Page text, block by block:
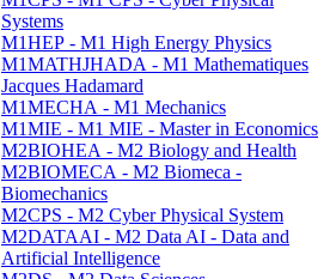
Systems
M1HEP - M1 High Energy Physics
M1MATHJHADA - M1 Mathematiques
Jacques Hadamard
M1MECHA - M1 Mechanics
M1MIE - M1 MIE - Master in Economics
M2BIOHEA - M2 Biology and Health
M2BIOMECA - M2 Biomeca -
Biomechanics
M2CPS - M2 Cyber Physical System
M2DATAAI - M2 Data AI - Data and
Artificial Intelligence